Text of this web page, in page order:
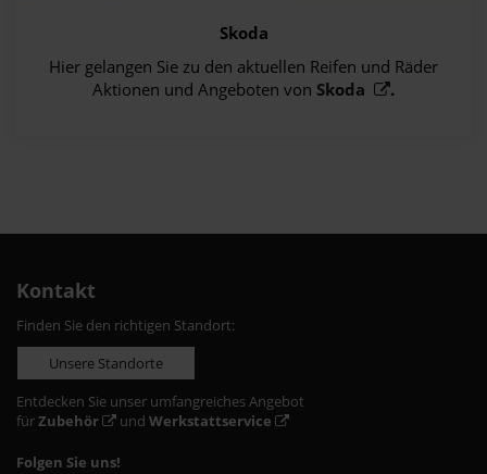
Skoda
Hier gelangen Sie zu den aktuellen Reifen und Räder
Aktionen und Angeboten von Skoda .
Kontakt
Finden Sie den richtigen Standort:
Unsere Standorte
Entdecken Sie unser umfangreiches Angebot
fürZubehör und Werkstattservice
Folgen Sie uns!